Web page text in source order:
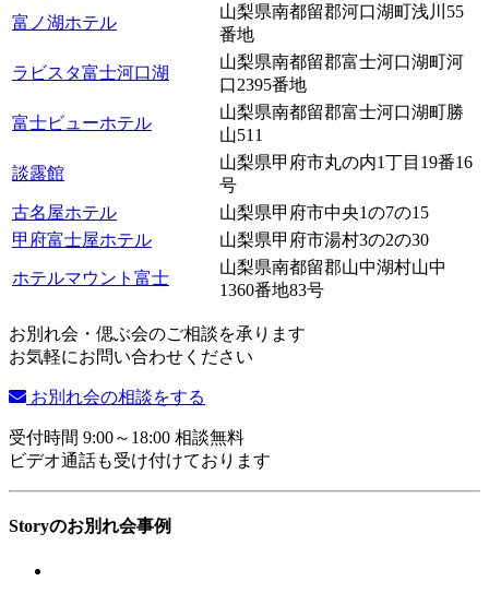
富ノ湖ホテル
山梨県南都留郡河口湖町浅川55
番地
ラビスタ富士河口湖
山梨県南都留郡富士河口湖町河
口2395番地
富士ビューホテル
山梨県南都留郡富士河口湖町勝
山511
談露館
山梨県甲府市丸の内1丁目19番16
号
古名屋ホテル
山梨県甲府市中央1の7の15
甲府富士屋ホテル
山梨県甲府市湯村3の2の30
ホテルマウント富士
山梨県南都留郡山中湖村山中
1360番地83号
お別れ会・偲ぶ会のご相談を承ります
お気軽にお問い合わせください
お別れ会の相談をする
受付時間 9:00～18:00 相談無料
ビデオ通話も受け付けております
Storyのお別れ会事例